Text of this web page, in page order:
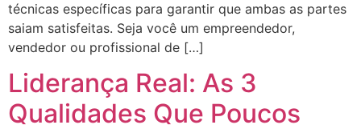
técnicas específicas para garantir que ambas as partes
saiam satisfeitas. Seja você um empreendedor,
vendedor ou profissional de […]
Liderança Real: As 3
Qualidades Que Poucos